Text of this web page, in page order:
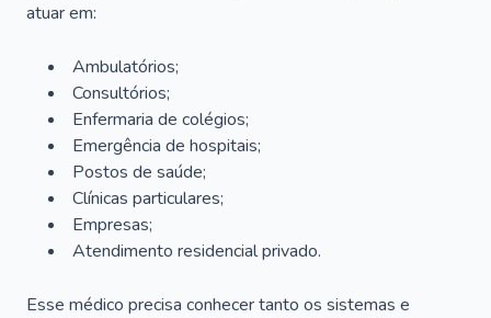
atuar em:
Ambulatórios;
Consultórios;
Enfermaria de colégios;
Emergência de hospitais;
Postos de saúde;
Clínicas particulares;
Empresas;
Atendimento residencial privado.
Esse médico precisa conhecer tanto os sistemas e